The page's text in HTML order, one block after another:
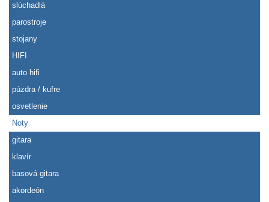
slúchadlá
parostroje
stojany
HIFI
auto hifi
púzdra / kufre
osvetlenie
Noty
gitara
klavír
basová gitara
akordeón